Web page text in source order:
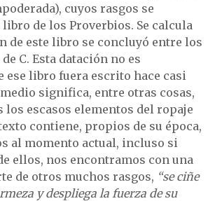
cuyos rasgos se
de los Proverbios. Se calcula
de este libro se concluyó entre los
C. Esta datación no es
ese libro fuera escrito hace casi
significa, entre otras cosas,
los escasos elementos del ropaje
contiene, propios de su época,
al momento actual, incluso si
ellos, nos encontramos con una
de otros muchos rasgos, “se ciñe
y despliega la fuerza de su